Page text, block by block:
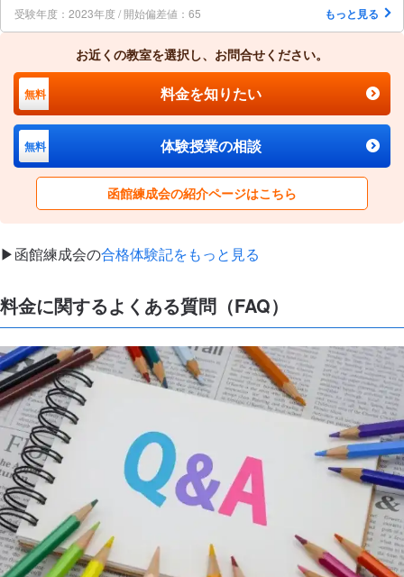
受験年度：2023年度 / 開始偏差値：65 もっと見る
お近くの教室を選択し、お問合せください。
無料 料金を知りたい
無料 体験授業の相談
函館練成会の紹介ページはこちら
▶︎函館練成会の合格体験記をもっと見る
料金に関するよくある質問（FAQ）